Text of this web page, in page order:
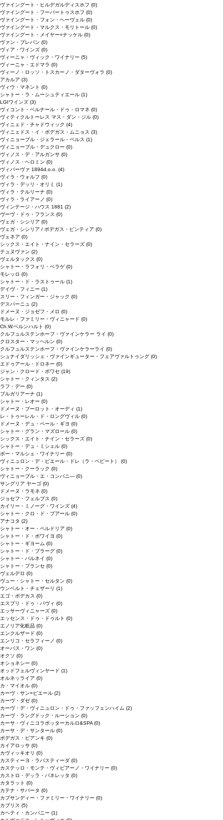
ヴァイングート・ヒルデガルディスホフ (0)
ヴァイングート・フーバートゥスホフ (0)
ヴァイングート・フォン・ヘーヴェル (0)
ヴァイングート・マルクス・モリトール (0)
ヴァイングート・メイヤー=ナッケル (0)
ヴァン・ブレバン (0)
ヴィア・ワインズ (0)
ヴィーニャ・ヴィック・ワイナリー (5)
ヴィーニャ・エドマラ (0)
ヴィーノ・ロッソ・トスカーノ・ダターヴォラ (0)
アカルア (3)
ヴィウ・マネント (0)
シャトー・ラ・ムーシュティエール (1)
LGIワインズ (3)
ヴィコント・ベルナール・ドゥ・ロマネ (0)
ヴィティクルトーレス マス・ダン・ジル (0)
ヴィニェド・チャドウィック (4)
ヴィニェドス・イ・ボデガス・ムニョス (3)
ヴィニョーブル・ジェラール・ペルス (1)
ヴィニョーブル・デュクロー (0)
ヴィノス・デ・アルガンサ (0)
ヴィノス・ヘロミン (0)
ヴィパーヴァ 1894d.o.o. (4)
ヴィラ・ウォルフ (0)
ヴィラ・デッリ・オリミ (1)
ヴィラ・テルリーナ (0)
ヴィラ・ライアーノ (0)
ヴィンテージ・ハウス 1881 (2)
ヴーヴ・ドゥ・フランス (0)
ヴェガ・シシリア (0)
ヴェガ・シシリア / ボデガス・ピンティア (0)
ヴェネア (0)
シックス・エイト・ナイン・セラーズ (0)
テュヌヴァン (2)
ヴェルタックス (0)
シャトー・ラフォリ・ペラゲ (0)
モレッロ (0)
シャトー・ド・ラストゥール (1)
デイヴ・フィニー (1)
スリー・フィンガー・ジャック (0)
デスパーニュ (2)
ドメーヌ・ジョゼフ・メロ (0)
モルレ・ファミリー・ヴィニャード (0)
Ch.W.ベルンハルト (0)
クルフュルステンホーフ・ヴァインケラー ライ (0)
クロスター・マッヘルン (0)
クルフュルステンホーフ・ヴァインケラーライ (0)
シュナイダリッシェ・ヴァインギューター・フェアヴァルトゥング (0)
エドゥアール・ドロネー (0)
ジャン・クロード・ボワセ (19)
シャトー・クィンタス (2)
ラフ・デー (0)
ブルガリアーナ (1)
シャトー・レオー (0)
ドメーヌ・ブーロット・オーディ (1)
レ・トゥーレル・ド・ロングヴィル (0)
ドメーヌ・デュ・ペール・ギヨ (0)
シャトー・グラン・マズロール (0)
シックス・エイト・ナイン・セラーズ (0)
シャトー・デュ・ミシェル (0)
ボー・マルシェ・ワイナリー (0)
ヴィニュロン・デ・ピエール・ドレ（ラ・ペピート） (0)
シャトー・クーラック (0)
ヴィニョーブル・エ・コンパニ― (0)
サングリア ヤーゴ (0)
ドメーヌ・ラモネ (0)
ジョセフ・フェルプス (0)
カイリー・ミノーグ・ワインズ (4)
シャトー・クロ・ド・ブアール (0)
アナコタ (2)
シャトー・オー・ペルドリア (0)
シャトー・ド・ボワイヨ (0)
シャトー・ギヨーム (0)
シャトー・ド・ブラーグ (0)
シャトー・パルネイ (0)
シャトー・プランセ (0)
ヴェルデロ (0)
ヴュー・シャトー・セルタン (0)
ウンベルト・チェザーリ (1)
エゴ・ボデカス (0)
エスプリ・ドゥ・パヴィ (0)
エッサーヴィニャーズ (0)
エッセンス・ドゥ・ドゥルト (0)
エノリア化粧品 (0)
エンクルザード (0)
エンリコ・セラフィーノ (0)
オーパス・ワン (0)
オクソ (0)
オショネシー (0)
オッドフェルヴィンヤード (1)
オルネッライア (0)
カ・マイオル (0)
カーヴ・サン=ピエール (2)
カーヴ・ダゼ (0)
カーヴ・デ・ヴィニュロン・ドゥ・ファッフェンハイム (2)
カーヴ・ラングドック・ルーション (0)
カーサ・ヴィニコラボッターカルロ&SPA (0)
カーサ・デ・サンタール (0)
ボデガス・ビアンキ (0)
カイアロッサ (0)
カヴィッキオリ (0)
カスティーヨ・ラバスティーダ (0)
カステッロ・モンテ・ヴィビアーノ・ワイナリー (0)
カストロ・デッラ・パネレッタ (0)
カタラット (0)
カテナ・サパータ (0)
カプサンディー・ファミリー・ワイナリー (0)
カブリス (5)
カヘティ・カンパニー (1)